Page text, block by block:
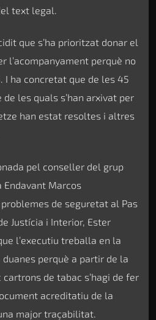
text legal.
que s’ha prioritzat donar el
l’acompanyament perquè no
I ha concretat que de les 45
les quals s’han arxivat per
han estat resoltes i altres
pel conseller del grup
Endavant Marcos
de seguretat al Pas
Justícia i Interior, Ester
l’executiu treballa en la
perquè a partir de la
de tabac s’hagi de fer
acreditatiu de la
major traçabilitat.